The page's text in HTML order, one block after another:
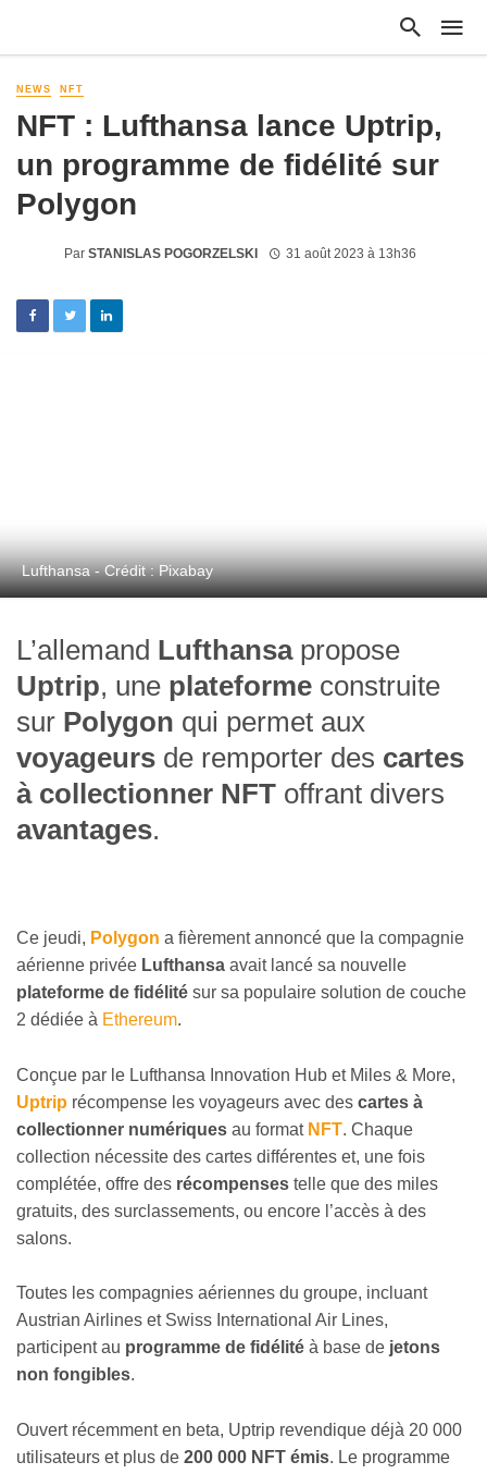
NEWS NFT
NFT : Lufthansa lance Uptrip,
un programme de fidélité sur
Polygon
Par STANISLAS POGORZELSKI 31 août 2023 à 13h36
Lufthansa - Crédit : Pixabay
L’allemand Lufthansapropose
Uptrip, une plateforme construite
sur Polygon qui permet aux
voyageurs de remporter des cartes
à collectionner NFT offrant divers
avantages.
Ce jeudi, Polygon a fièrement annoncé que la compagnie
aérienne privée Lufthansa avait lancé sa nouvelle
plateforme de fidélité sur sa populaire solution de couche
2 dédiée à Ethereum.
Conçue par le Lufthansa Innovation Hub et Miles & More,
Uptrip récompense les voyageurs avec des cartes à
collectionner numériques au format NFT. Chaque
collection nécessite des cartes différentes et, une fois
complétée, offre des récompenses telle que des miles
gratuits, des surclassements, ou encore l’accès à des
salons.
Toutes les compagnies aériennes du groupe, incluant
Austrian Airlines et Swiss International Air Lines,
participent au programme de fidélité à base de jetons
non fongibles.
Ouvert récemment en beta, Uptrip revendique déjà 20 000
utilisateurs et plus de 200 000 NFT émis. Le programme